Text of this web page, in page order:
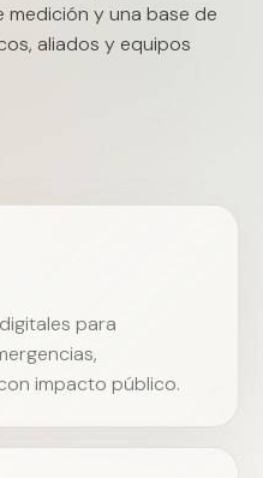
medición y una base de
aliados y equipos
para
impacto público.